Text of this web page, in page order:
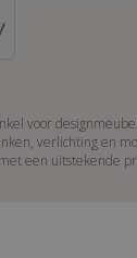
voor
verlichting en
een uitstekende